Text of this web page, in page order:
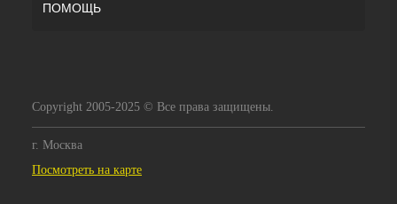
ПОМОЩЬ
Copyright 2005-2025 © Все права защищены.
г. Москва
Посмотреть на карте